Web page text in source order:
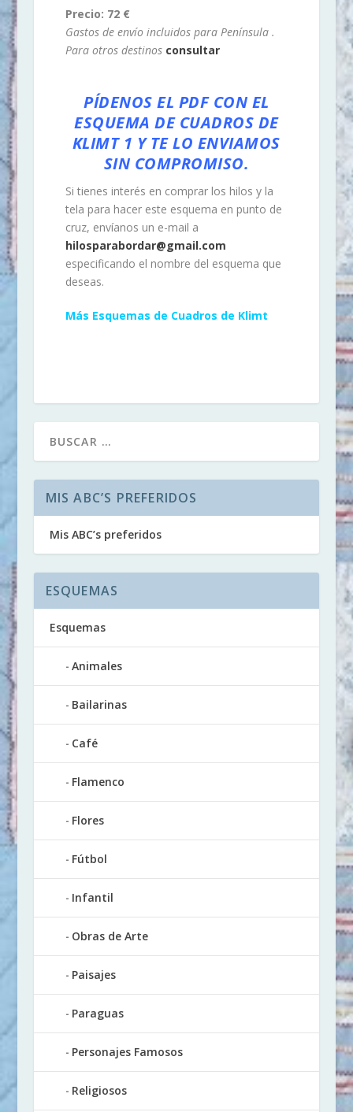
Precio: 72 €
Gastos de envío incluidos para Península .
Para otros destinos consultar
PÍDENOS EL PDF CON EL
ESQUEMA DE CUADROS DE
KLIMT 1 Y TE LO ENVIAMOS
SIN COMPROMISO.
Si tienes interés en comprar los hilos y la
tela para hacer este esquema en punto de
cruz, envíanos un e-mail a
hilosparabordar@gmail.com
especificando el nombre del esquema que
deseas.
Más Esquemas de Cuadros de Klimt
MIS ABC’S PREFERIDOS
Mis ABC’s preferidos
ESQUEMAS
Esquemas
Animales
Bailarinas
Café
Flamenco
Flores
Fútbol
Infantil
Obras de Arte
Paisajes
Paraguas
Personajes Famosos
Religiosos